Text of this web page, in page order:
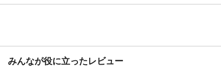
みんなが役に立ったレビュー